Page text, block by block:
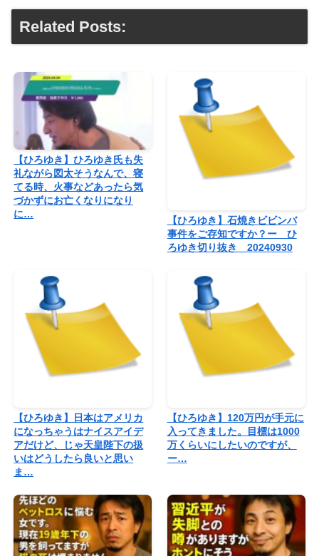
Related Posts:
【ひろゆき】ひろゆき氏も失
礼ながら図太そうなんで、寝
てる時、火事などあったら気
づかずにお亡くなりになり
に…
【ひろゆき】石焼きビビンバ
事件をご存知ですか？ー ひ
ろゆき切り抜き 20240930
【ひろゆき】日本はアメリカ
になっちゃうはナイスアイデ
アだけど、じゃ天皇陛下の扱
いはどうしたら良いと思い
ま…
【ひろゆき】120万円が手元に
入ってきました。目標は1000
万くらいにしたいのですが、
ー…